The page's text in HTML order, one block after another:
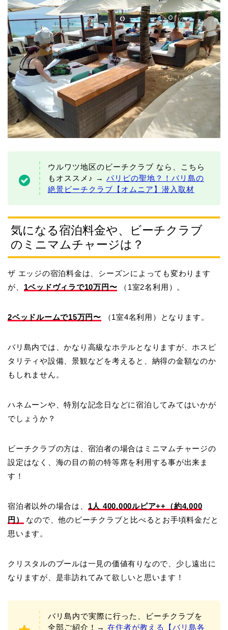
ウルワツ地区のビーチクラブ なら、こちら
もオススメ♪ → パリピの聖地？！バリ島の
絶景ビーチクラブ【オムニア】潜入取材
気になる宿泊料金や、ビーチクラブ
のミニマムチャージは？
ザ エッジの宿泊料金は、シーズンによっても変わります
が、 1ベッドヴィラで10万円〜 （1室2名利用）。
2ベッドルームで15万円〜 （1室4名利用）となります。
バリ島内では、かなり高級なホテルとなりますが、ホスピ
タリティや設備、景観などを考えると、納得の金額なのか
もしれません。
ハネムーンや、特別な記念日などに宿泊してみてはいかが
でしょうか？
ビーチクラブの方は、宿泊者の場合はミニマムチャージの
設定はなく、海の目の前の特等席を利用する事が出来ま
す！
宿泊者以外の場合は、 1人 400,000ルピア++（約4,000
円）
なので、他のビーチクラブと比べるとお手頃料金だと
思います。
クリスタルのプールは一見の価値有りなので、少し遠出に
なりますが、是非訪れてみて欲しいと思います！
バリ島内で実際に行った、ビーチクラブを
全部ご紹介！→ 在住者が教える【バリ島各